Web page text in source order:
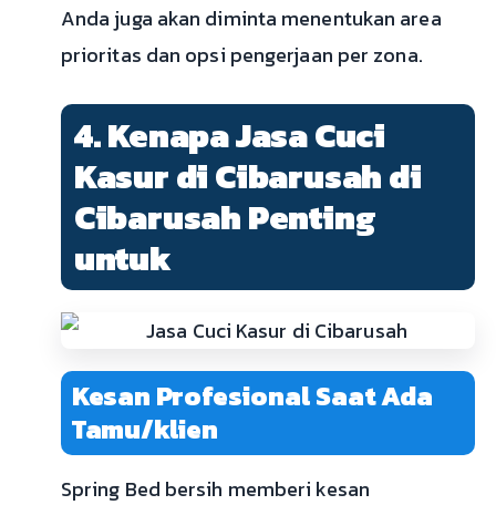
Anda juga akan diminta menentukan area
prioritas dan opsi pengerjaan per zona.
4. Kenapa Jasa Cuci
Kasur di Cibarusah di
Cibarusah Penting
untuk
Kesan Profesional Saat Ada
Tamu/klien
Spring Bed bersih memberi kesan